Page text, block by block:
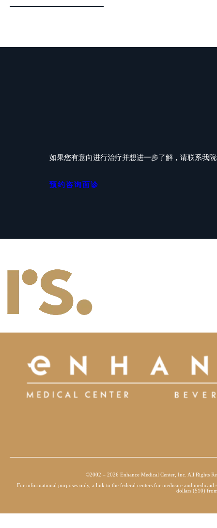
如果您有意向进行治疗并想进一步了解，请联系我
预约咨询面诊
©2002 – 2026 Enhance Medical Center, Inc. All Rights
For informational purposes only, a link to the federal centers for medicare and
dollars ($10)